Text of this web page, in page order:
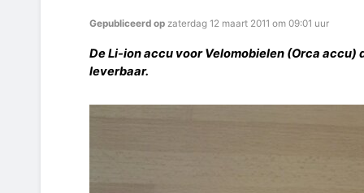
Gepubliceerd op zaterdag 12 maart 2011 om 09:01 uur
De Li-ion accu voor Velomobielen (Orca accu)
leverbaar.